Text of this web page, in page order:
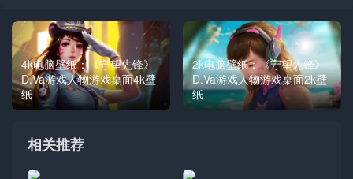
4k电脑壁纸：《守望先锋》
D.Va游戏人物游戏桌面4k壁
纸
2k电脑壁纸：《守望先锋》
D.Va游戏人物游戏桌面2k壁
纸
相关推荐